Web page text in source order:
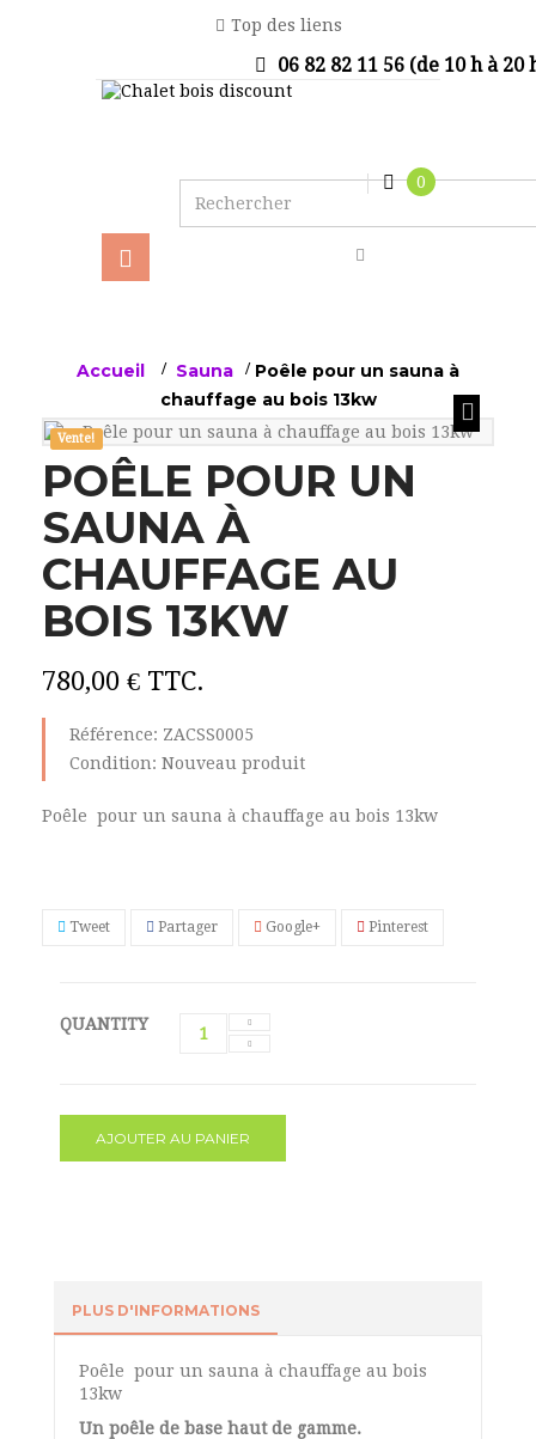
Top des liens
06 82 82 11 56 (de 10 h à 20
Basculer
la
0
Accueil > Sauna > Poêle pour un sauna à
chauffage au bois 13kw
Vente!
POÊLE POUR UN
SAUNA À
CHAUFFAGE AU
BOIS 13KW
780,00 € TTC.
Référence: ZACSS0005
Condition: Nouveau produit
Poêle pour un sauna à chauffage au bois 13kw
Tweet Partager Google+ Pinterest
QUANTITY
AJOUTER AU PANIER
PLUS D'INFORMATIONS
Poêle pour un sauna à chauffage au bois
13kw
Un poêle de base haut de gamme.